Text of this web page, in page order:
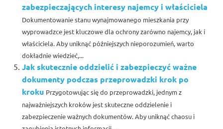
zabezpieczających interesy najemcy i właściciela
Dokumentowanie stanu wynajmowanego mieszkania przy
wyprowadzce jest kluczowe dla ochrony zarówno najemcy, jak i
właściciela. Aby uniknąć późniejszych nieporozumień, warto
dokładnie wiedzieć,...
Jak skutecznie oddzielić i zabezpieczyć ważne
dokumenty podczas przeprowadzki krok po
kroku Przygotowując się do przeprowadzki, jednym z
najważniejszych kroków jest skuteczne oddzielenie i
zabezpieczenie ważnych dokumentów. Aby uniknąć chaosu i